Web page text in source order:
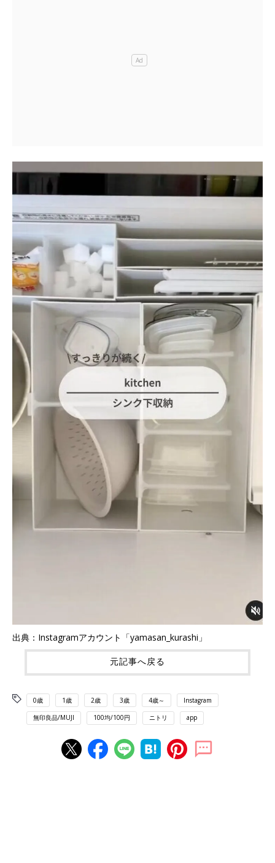
出典：Instagramアカウント「yamasan_kurashi」
元記事へ戻る
0歳 1歳 2歳 3歳 4歳～ Instagram
無印良品/MUJI 100均/100円 ニトリ app